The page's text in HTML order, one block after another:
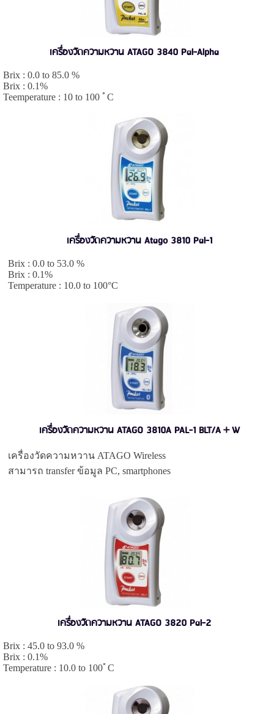
เครื่องวัดความหวาน ATAGO 3840 Pal-Alpha
Brix : 0.0 to 85.0 %
Brix : 0.1%
Teemperature : 10 to 100 ﾟC
เครื่องวัดความหวาน Atago 3810 Pal-1
Brix : 0.0 to 53.0 %
Brix : 0.1%
Temperature : 10.0 to 100°C
เครื่องวัดความหวาน ATAGO 3810A PAL-1 BLT/A＋W
เครื่องวัดความหวาน ATAGO Wireless
สามารถ transfer ข้อมูล PC, smartphones
เครื่องวัดความหวาน ATAGO 3820 Pal-2
Brix : 45.0 to 93.0 %
Brix : 0.1%
Temperature : 10.0 to 100ﾟC